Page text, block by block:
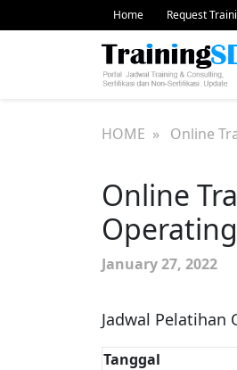
Home Request
HOME » Online
Online
January 27, 2022
Jadwal Pelatihan
Tanggal